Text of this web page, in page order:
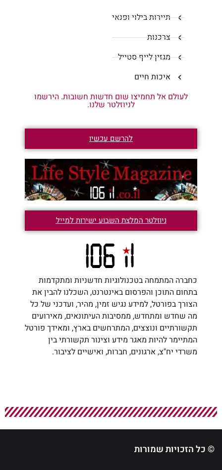
תיירות בילוי ופנאי
צרכנות
מגזין לייף סטייל
איכות חיים
לעולם אל תחמיצו שום חדשות חשובות. הירשמו
לניוזלטר שלנו.
להרשם עכשיו
ניוזלטר המלצת השבוע ישירות למייל
כחברה המתמחה בטכנולוגיות חדשניות ומתקדמות
בתחום התוכן והפרסום באינטרנט, השכלנו להבין את
הצורך בפורטל, למידע נגיש זמין, מהיר, ועדכני של כל
מה שחדש ומתחדש, ממסיבות העיתונאים, מאירועים
תקשורתיים ונוצצים, המתרחשים בארץ, ומאידך פורטל
המתיימר להיות מאגר מידע וצינור תקשורתי בין
משרדי יח"צ, ארגונים, חברות, ואישיים לציבור.
© כל הזכויות שמורות